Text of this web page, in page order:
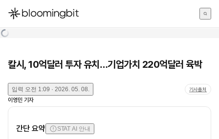
한국어
칼시, 10억달러 투자 유치…기업가치 220억달러 육박
입력 오전 1:09 · 2026. 05. 08. 기사출처
이영민 기자
간단 요약 STAT AI 안내